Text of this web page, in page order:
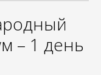
– 1 день